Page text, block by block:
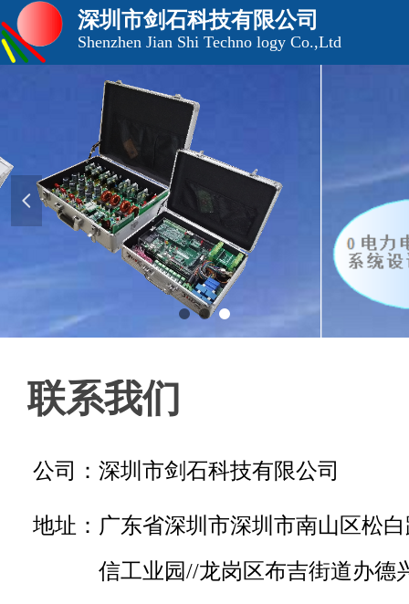
深圳市剑石科技有限公司
Shenzhen Jian Shi Techno logy Co.,Ltd
넳
联系我们
公司： 深圳市剑石科技有限公司
地址： 广东省深圳市深圳市南山区松
信工业园//龙岗区布吉街道办德